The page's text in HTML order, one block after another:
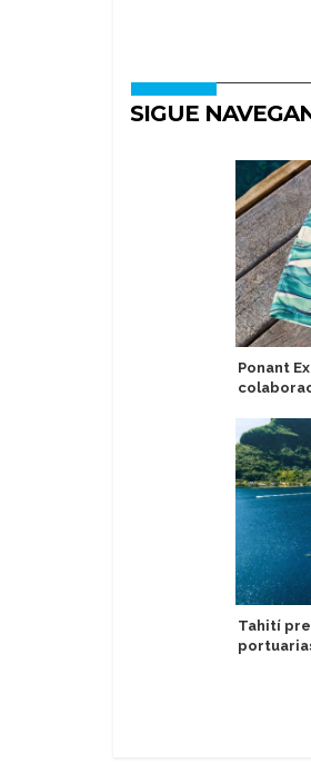
SIGUE
Ponant
Tahití